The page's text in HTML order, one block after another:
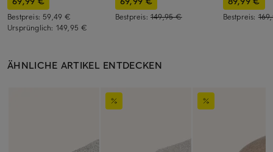
Bestpreis: 59,49 €
Ursprünglich: 149,95 €
Bestpreis: 149,95 € Bestpreis:
ÄHNLICHE ARTIKEL ENTDECKEN